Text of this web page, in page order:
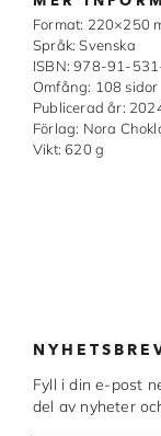
Cacao Barry
Callebaut
Carma
Matfer Bourgeat
Nora
Format: 220×250
Språk: Svenska
ISBN: 978-91-
Omfång: 108 sidor
Publicerad år:
Förlag: Nora
Vikt: 620 g
Fyll i din e-post
del av nyheter